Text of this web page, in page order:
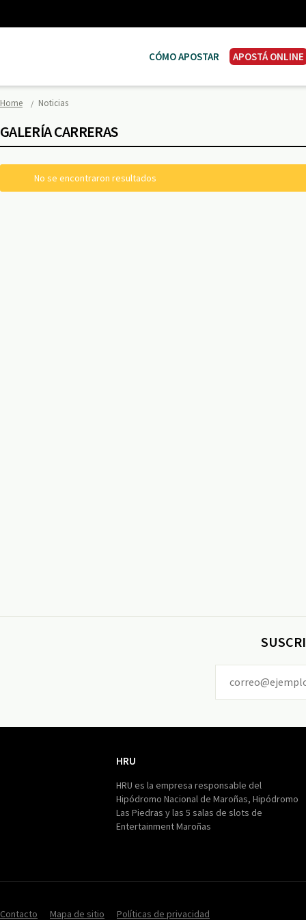
CÓMO APOSTAR APOSTÁ ONLINE
Home Noticias
GALERÍA CARRERAS
No se encontraron resultados
HRU
HRU es la empresa responsable del
Hipódromo Nacional de Maroñas, Hipódromo
Las Piedras y las 5 salas de slots de
Entertainment Maroñas
Contacto Mapa de sitio Políticas de privacidad